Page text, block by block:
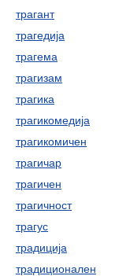
трагант
трагедија
трагема
трагизам
трагика
трагикомедија
трагикомичен
трагичар
трагичен
трагичност
трагус
традиција
традиционален